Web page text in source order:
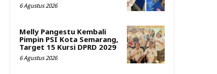
6 Agustus 2026
Melly Pangestu Kembali
Pimpin PSI Kota Semarang,
Target 15 Kursi DPRD 2029
6 Agustus 2026